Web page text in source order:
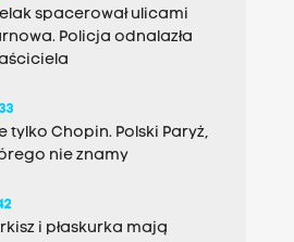
spacerował ulicami
Policja odnalazła
tylko Chopin. Polski Paryż,
nie znamy
i płaskurka mają